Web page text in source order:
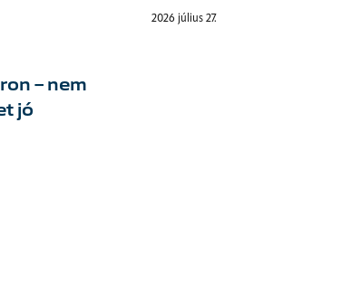
2026 július 27.
– nem
jó